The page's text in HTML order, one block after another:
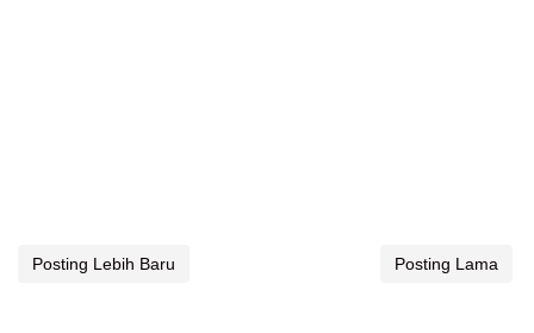
Posting Lebih Baru Posting Lama